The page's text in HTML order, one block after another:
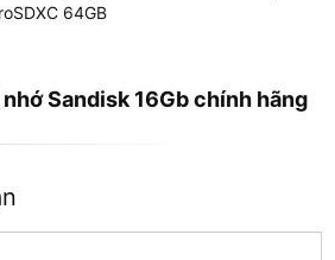
64GB
Sandisk 16Gb chính hãng